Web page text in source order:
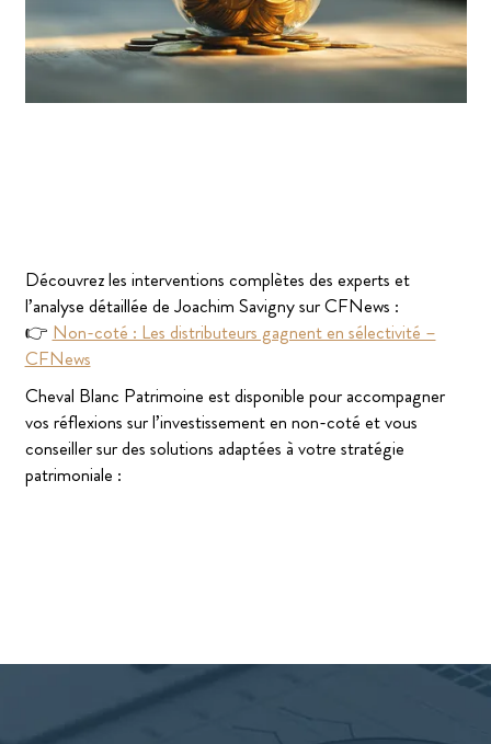
Découvrez les interventions complètes des experts et
l’analyse détaillée de Joachim Savigny sur CFNews :
👉Non-coté : Les distributeurs gagnent en sélectivité –
CFNews
Cheval Blanc Patrimoine est disponible pour accompagner
vos réflexions sur l’investissement en non-coté et vous
conseiller sur des solutions adaptées à votre stratégie
patrimoniale :